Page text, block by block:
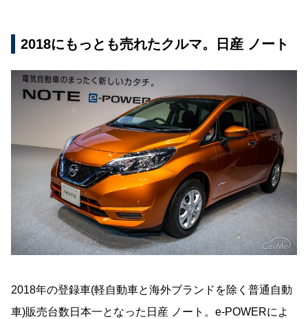
2018にもっとも売れたクルマ。日産 ノート
2018年の登録車(軽自動車と海外ブランドを除く普通自動
車)販売台数日本一となった日産 ノート。e-POWERによ